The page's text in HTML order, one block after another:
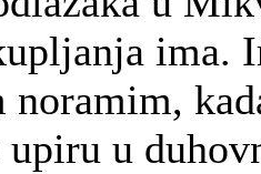
ima.
upiru u